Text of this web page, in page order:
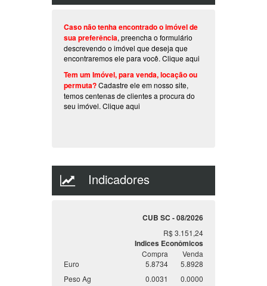
Caso não tenha encontrado o imóvel de
sua preferência, preencha o formulário
descrevendo o imóvel que deseja que
encontraremos ele para você. Clique aqui
Tem um Imóvel, para venda, locação ou
permuta?Cadastre ele em nosso site,
temos centenas de clientes a procura do
seu imóvel. Clique aqui
Indicadores
CUB SC - 08/2026
R$ 3.151,24
Indices Econômicos
Compra
Venda
Euro
5.8734
5.8928
Peso Ag
0.0031
0.0000